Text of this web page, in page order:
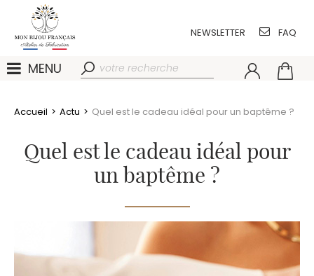
NEWSLETTER FAQ
MENU
Accueil > Actu > Quel est le cadeau idéal pour un baptême ?
Quel est le cadeau idéal pour
un baptême ?